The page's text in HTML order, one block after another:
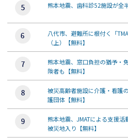
熊本地震、歯科診52施設が
八代市、避難所に根付く「
（上）【無料】
熊本地震、窓口負担の猶予
険者も【無料】
被災高齢者施設に介護・看
護団体【無料】
熊本地震、JMATによる支
被災地入り【無料】